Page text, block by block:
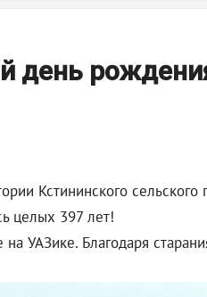
день
Кстининского сельского
целых 397 лет!
Благодаря